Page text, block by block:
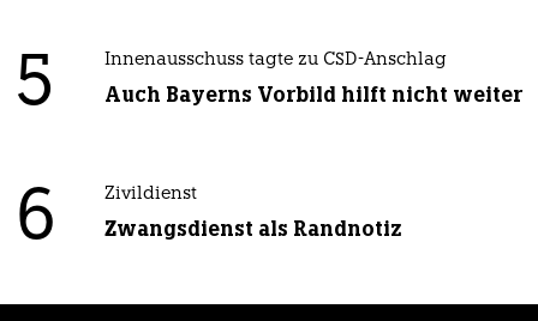
5 Innenausschuss tagte zu CSD-Anschlag
Auch Bayerns Vorbild hilft nicht weiter
6 Zivildienst
Zwangsdienst als Randnotiz